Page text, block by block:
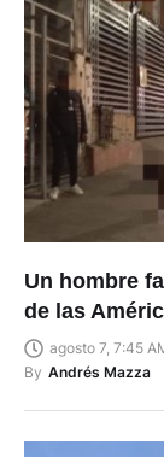
Un hombre
de las
agosto 7, 7:45
By Andrés Mazza